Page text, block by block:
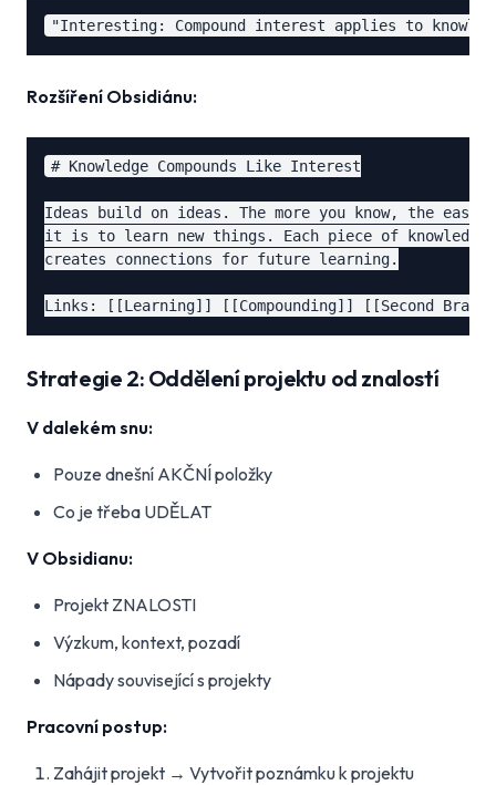
Rozšíření Obsidiánu:
# Knowledge Compounds Like Interest
Ideas build on ideas. The more you know, the easier
it is to learn new things. Each piece of knowledge
creates connections for future learning.
Strategie 2: Oddělení projektu od znalostí
V dalekém snu:
Pouze dnešní AKČNÍ položky
Co je třeba UDĚLAT
V Obsidianu:
Projekt ZNALOSTI
Výzkum, kontext, pozadí
Nápady související s projekty
Pracovní postup:
Zahájit projekt → Vytvořit poznámku k projektu